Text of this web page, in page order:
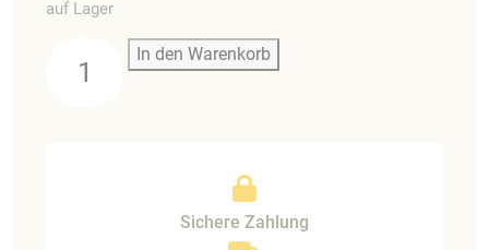
auf Lager
In den Warenkorb
Sichere Zahlung